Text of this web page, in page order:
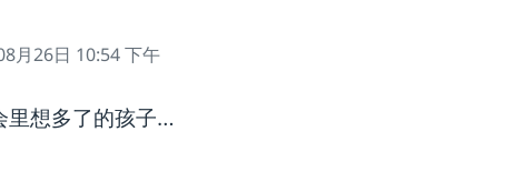
道：
月26日 10:54 下午
里想多了的孩子…